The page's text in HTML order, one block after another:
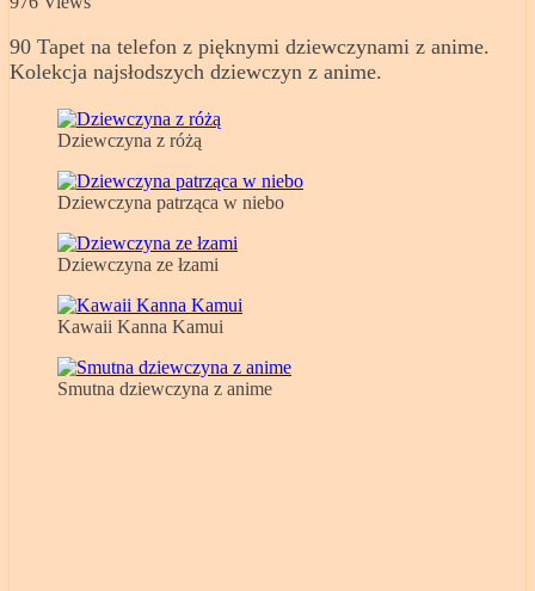
90 Tapet na telefon z pięknymi dziewczynami z anime.
Kolekcja najsłodszych dziewczyn z anime.
Dziewczyna z różą
Dziewczyna patrząca w niebo
Dziewczyna ze łzami
Kawaii Kanna Kamui
Smutna dziewczyna z anime